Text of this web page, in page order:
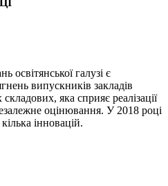
освітянської галузі є
випускників закладів
яка сприяє реалізації
оцінювання. У 2018 році
інновацій.